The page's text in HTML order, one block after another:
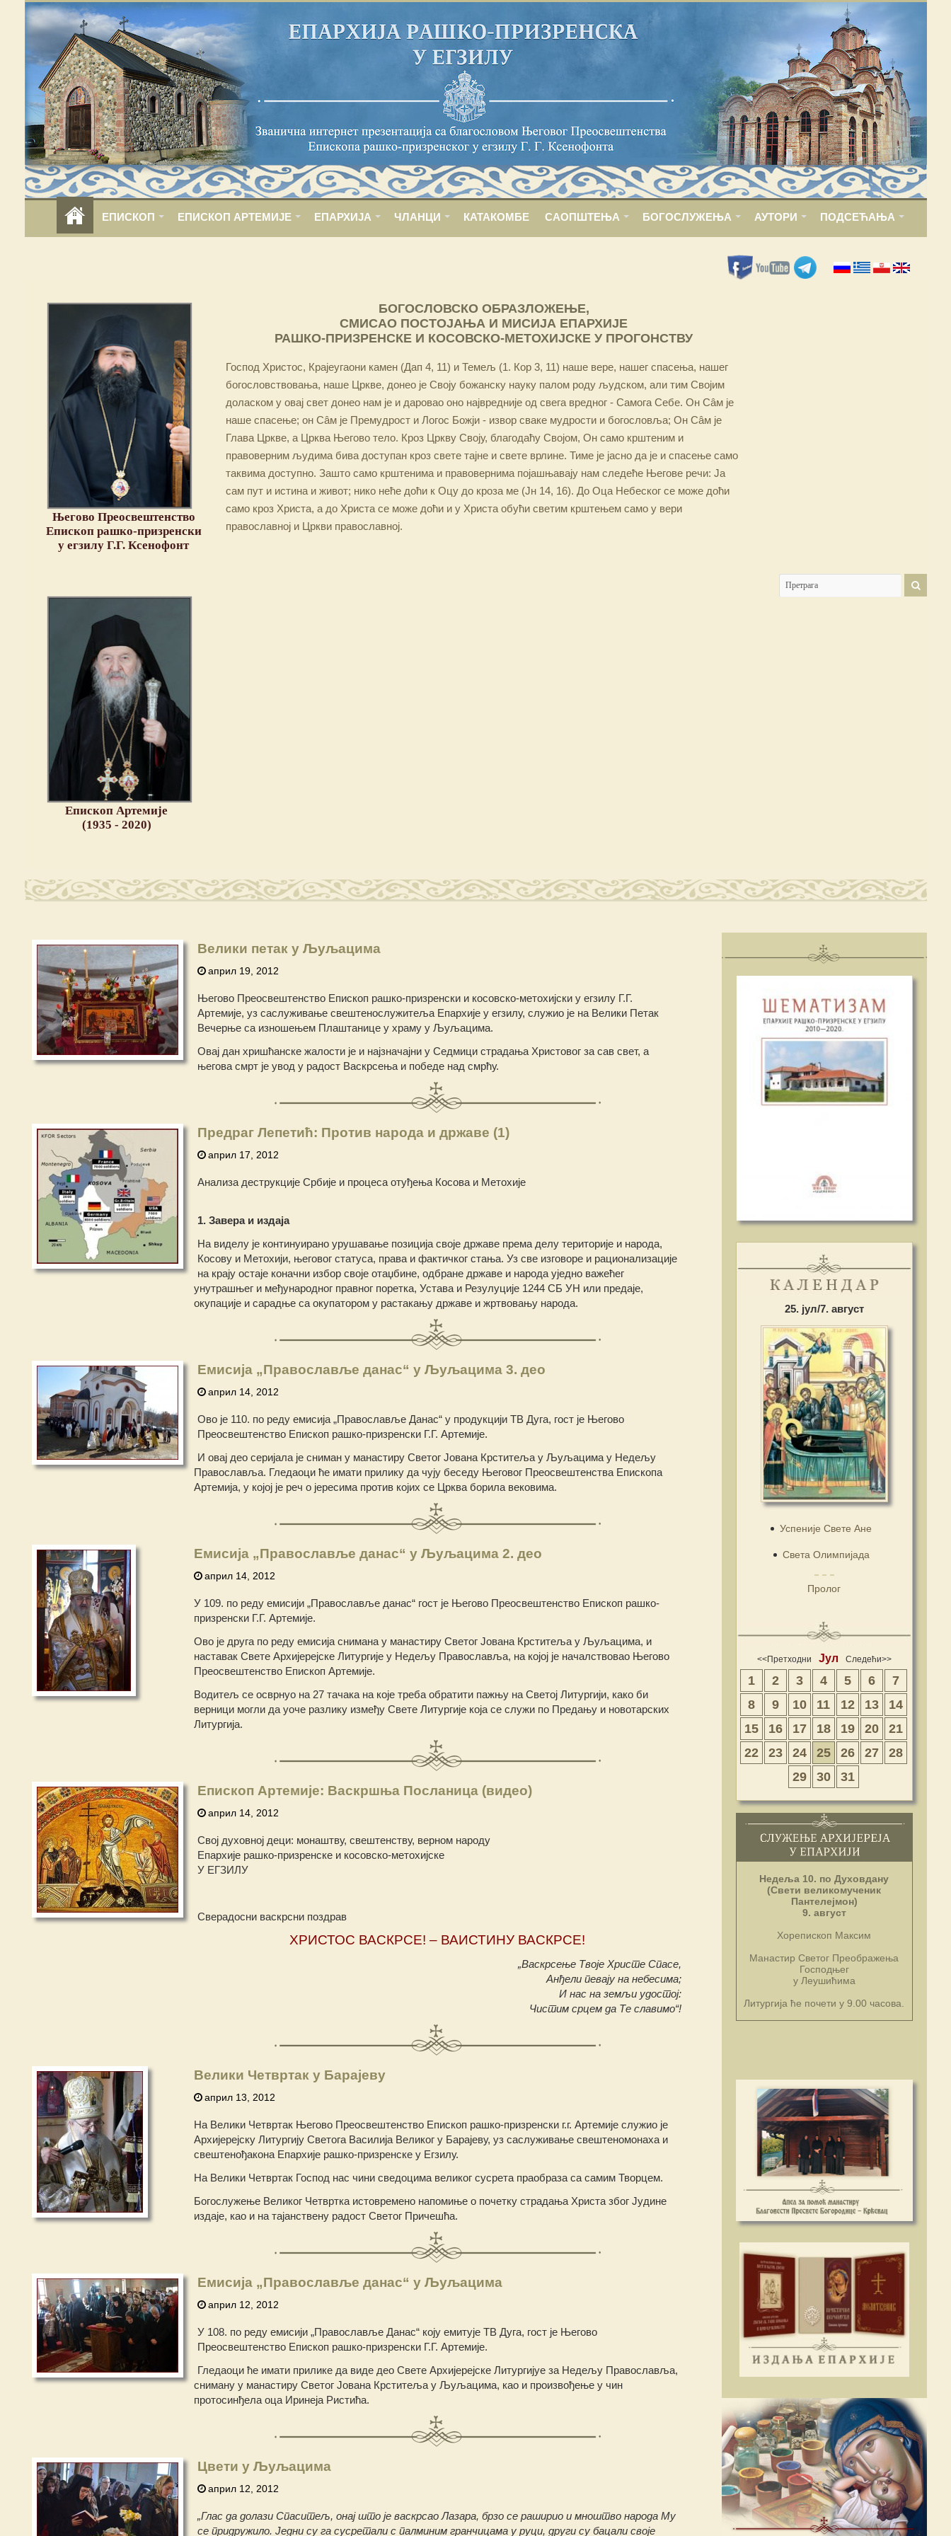
ЕПИСКОП ЕПИСКОП АРТЕМИЈЕ ЕПАРХИЈА ЧЛАНЦИ КАТАКОМБЕ САОПШТЕЊА БОГОСЛУЖЕЊА АУТОРИ ПОДСЕЋАЊА
Његово Преосвештенство
Епископ рашко-призренски
у егзилу Г.Г. Ксенофонт
БОГОСЛОВСКО ОБРАЗЛОЖЕЊЕ,
СМИСАО ПОСТОЈАЊА И МИСИЈА ЕПАРХИЈЕ
РАШКО-ПРИЗРЕНСКЕ И КОСОВСКО-МЕТОХИЈСКЕ У ПРОГОНСТВУ
Господ Христос, Крајеугаони камен (Дап 4, 11) и Темељ (1. Кор 3, 11) наше вере, нашег спасења, нашег
богословствовања, наше Цркве, донео је Своју божанску науку палом роду људском, али тим Својим
доласком у овај свет донео нам је и даровао оно највредније од свега вредног - Самога Себе. Он Сâм је
наше спасење; он Сâм је Премудрост и Логос Божји - извор сваке мудрости и богословља; Он Сâм је
Глава Цркве, а Црква Његово тело. Кроз Цркву Своју, благодаћу Својом, Он само крштеним и
правоверним људима бива доступан кроз свете тајне и свете врлине. Тиме је јасно да је и спасење само
таквима доступно. Зашто само крштенима и правовернима појашњавају нам следеће Његове речи: Ја
сам пут и истина и живот; нико неће доћи к Оцу до кроза ме (Јн 14, 16). До Оца Небеског се може доћи
само кроз Христа, а до Христа се може доћи и у Христа обући светим крштењем само у вери
православној и Цркви православној.
Епископ Артемије
(1935 - 2020)
Велики петак у Љуљацима
април 19, 2012
Његово Преосвештенство Епископ рашко-призренски и косовско-метохијски у егзилу Г.Г.
Артемије, уз саслуживање свештенослужитеља Епархије у егзилу, служио је на Велики Петак
Вечерње са изношењем Плаштанице у храму у Љуљацима.
Овај дан хришћанске жалости је и најзначајни у Седмици страдања Христовог за сав свет, а
његова смрт је увод у радост Васкрсења и победе над смрћу.
Предраг Лепетић: Против народа и државе (1)
април 17, 2012
Анализа деструкције Србије и процеса отуђења Косова и Метохије
1. Завера и издаја
На виделу је континуирано урушавање позиција своје државе према делу територије и народа,
Косову и Метохији, његовог статуса, права и фактичког стања. Уз све изговоре и рационализације
на крају остаје коначни избор своје отаџбине, одбране државе и народа уједно важећег
унутрашњег и међународног правног поретка, Устава и Резулуције 1244 СБ УН или предаје,
окупације и сарадње са окупатором у растакању државе и жртвовању народа.
Емисија „Православље данас“ у Љуљацима 3. део
април 14, 2012
Ово је 110. по реду емисија „Православље Данас“ у продукцији ТВ Дуга, гост је Његово
Преосвештенство Епископ рашко-призренски Г.Г. Артемије.
И овај део серијала је сниман у манастиру Светог Јована Крститеља у Љуљацима у Недељу
Православља. Гледаоци ће имати прилику да чују беседу Његовог Преосвештенства Епископа
Артемија, у којој је реч о јересима против којих се Црква борила вековима.
Емисија „Православље данас“ у Љуљацима 2. део
април 14, 2012
У 109. по реду емисији „Православље данас“ гост је Његово Преосвештенство Епископ рашко-
призренски Г.Г. Артемије.
Ово је друга по реду емисија снимана у манастиру Светог Јована Крститеља у Љуљацима, и
наставак Свете Архијерејске Литургије у Недељу Православља, на којој је началствовао Његово
Преосвештенство Епископ Артемије.
Водитељ се осврнуо на 27 тачака на које треба обратити пажњу на Светој Литургији, како би
верници могли да уоче разлику између Свете Литургије која се служи по Предању и новотарских
Литургија.
Епископ Артемије: Васкршња Посланица (видео)
април 14, 2012
Свој духовној деци: монаштву, свештенству, верном народу
Епархије рашко-призренске и косовско-метохијске
У ЕГЗИЛУ
Сверадосни васкрсни поздрав
ХРИСТОС ВАСКРСЕ! – ВАИСТИНУ ВАСКРСЕ!
„Васкрсење Твоје Христе Спасе,
Анђели певају на небесима;
И нас на земљи удостој:
Чистим срцем да Те славимо“!
Велики Четвртак у Барајеву
април 13, 2012
На Велики Четвртак Његово Преосвештенство Епископ рашко-призренски г.г. Артемије служио је
Архијерејску Литургију Светога Василија Великог у Барајеву, уз саслуживање свештеномонаха и
свештенођакона Епархије рашко-призренске у Егзилу.
На Велики Четвртак Господ нас чини сведоцима великог сусрета праобраза са самим Творцем.
Богослужење Великог Четвртка истовремено напомиње о почетку страдања Христа због Јудине
издаје, као и на тајанствену радост Светог Причешћа.
Емисија „Православље данас“ у Љуљацима
април 12, 2012
У 108. по реду емисији „Православље Данас“ коју емитује ТВ Дуга, гост је Његово
Преосвештенство Епископ рашко-призренски Г.Г. Артемије.
Гледаоци ће имати прилике да виде део Свете Архијерејске Литургијуе за Недељу Православља,
сниману у манастиру Светог Јована Крститеља у Љуљацима, као и произвођење у чин
протосинђела оца Иринеја Ристића.
Цвети у Љуљацима
април 12, 2012
„Глас да долази Спаситељ, онај што је васкрсао Лазара, брзо се раширио и мноштво народа Му
се придружило. Једни су га сусретали с палминим гранчицама у руци, други су бацали своје
25. јул/7. август
Успеније Свете Ане
Света Олимпијада
Пролог
<<Претходни Јул Следећи>>
1 2 3 4 5 6
7
8
9 10 11 12 13
14
15
16 17 18 19 20
21
22
23 24 25 26 27
28
29
30 31
Недеља 10. по Духовдану
(Свети великомученик
Пантелејмон)
9. август
Хорепископ Максим
Манастир Светог Преображења
Господњег
у Леушићима
Литургија ће почети у 9.00 часова.